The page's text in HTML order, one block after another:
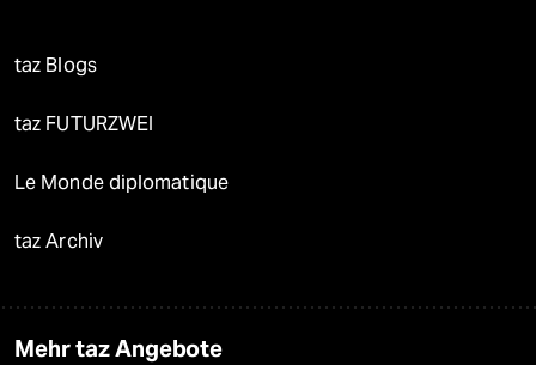
taz Blogs
taz FUTURZWEI
Le Monde diplomatique
taz Archiv
Mehr taz Angebote